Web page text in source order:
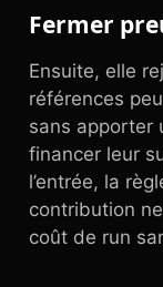
Fermer
Ensuite, elle
références
sans apporter
financer leur
l’entrée, la
contribution
coût de run